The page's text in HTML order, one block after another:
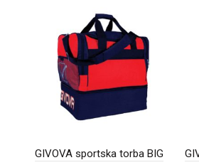
GIVOVA sportska torba BIG